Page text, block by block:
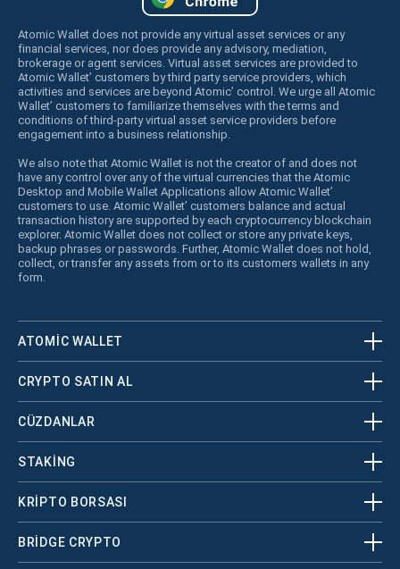
Atomic Wallet does not provide any virtual asset services or any
financial services, nor does provide any advisory, mediation,
brokerage or agent services. Virtual asset services are provided to
Atomic Wallet’ customers by third party service providers, which
activities and services are beyond Atomic’ control. We urge all Atomic
Wallet’ customers to familiarize themselves with the terms and
conditions of third-party virtual asset service providers before
engagement into a business relationship.
We also note that Atomic Wallet is not the creator of and does not
have any control over any of the virtual currencies that the Atomic
Desktop and Mobile Wallet Applications allow Atomic Wallet’
customers to use. Atomic Wallet’ customers balance and actual
transaction history are supported by each cryptocurrency blockchain
explorer. Atomic Wallet does not collect or store any private keys,
backup phrases or passwords. Further, Atomic Wallet does not hold,
collect, or transfer any assets from or to its customers wallets in any
form.
ATOMIC WALLET
CRYPTO SATIN AL
CÜZDANLAR
STAKING
KRİPTO BORSASI
BRIDGE CRYPTO